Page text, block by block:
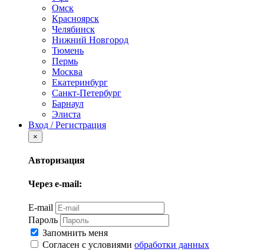
Омск
Красноярск
Челябинск
Нижний Новгород
Тюмень
Пермь
Москва
Екатеринбург
Санкт-Петербург
Барнаул
Элиста
Вход / Регистрация
×
Авторизация
Через e-mail:
E-mail
Пароль
Запомнить меня
Согласен с условиями обработки данных